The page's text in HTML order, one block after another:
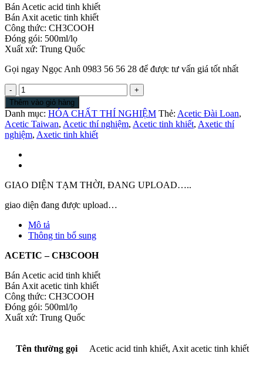
Bán Acetic acid tinh khiết
Bán Axit acetic tinh khiết
Công thức: CH3COOH
Đóng gói: 500ml/lọ
Xuất xứ: Trung Quốc
Gọi ngay Ngọc Anh 0983 56 56 28 để được tư vấn giá tốt nhất
Acetic
acid
công
nghiệp
|
Bán
Axit
Acetic
khiết
Axit
thí
nghiệm
CH3COOH
khiết
|
CH3COOH
Thí
nghiệm
Acetic
Thêm vào giỏ hàng
Danh mục: HÓA CHẤT THÍ NGHIỆM Thẻ: Acetic Đài Loan,
Acetic Taiwan, Acetic thí nghiệm, Acetic tinh khiết, Axetic thí
nghiệm, Axetic tinh khiết
GIAO DIỆN TẠM THỜI, ĐANG UPLOAD…..
giao diện đang được upload…
Mô tả
Thông tin bổ sung
ACETIC – CH3COOH
Bán Acetic acid tinh khiết
Bán Axit acetic tinh khiết
Công thức: CH3COOH
Đóng gói: 500ml/lọ
Xuất xứ: Trung Quốc
Tên thường gọi Acetic acid tinh khiết, Axit acetic tinh khiết